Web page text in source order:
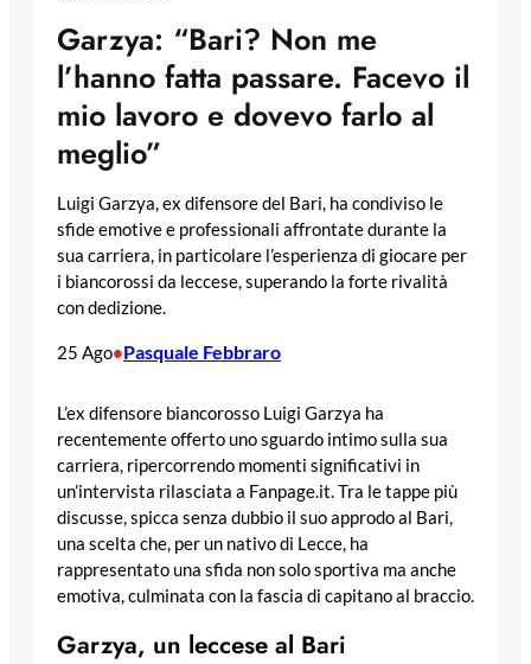
Garzya: “Bari? Non me
l’hanno fatta passare. Facevo il
mio lavoro e dovevo farlo al
meglio”
Luigi Garzya, ex difensore del Bari, ha condiviso le
sfide emotive e professionali affrontate durante la
sua carriera, in particolare l’esperienza di giocare per
i biancorossi da leccese, superando la forte rivalità
con dedizione.
25 Ago•Pasquale Febbraro
L’ex difensore biancorosso Luigi Garzya ha
recentemente offerto uno sguardo intimo sulla sua
carriera, ripercorrendo momenti significativi in
un’intervista rilasciata a Fanpage.it. Tra le tappe più
discusse, spicca senza dubbio il suo approdo al Bari,
una scelta che, per un nativo di Lecce, ha
rappresentato una sfida non solo sportiva ma anche
emotiva, culminata con la fascia di capitano al braccio.
Garzya, un leccese al Bari